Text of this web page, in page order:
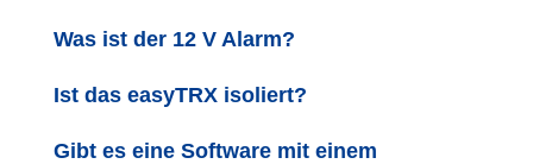
Was ist der 12 V Alarm?
Ist das easyTRX isoliert?
Gibt es eine Software mit einem